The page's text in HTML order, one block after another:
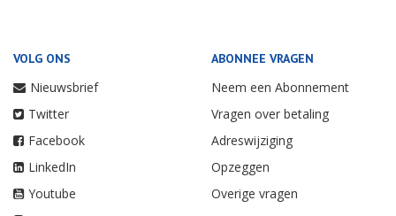
VOLG ONS
Nieuwsbrief
Twitter
Facebook
LinkedIn
Youtube
ABONNEE VRAGEN
Neem een Abonnement
Vragen over betaling
Adreswijziging
Opzeggen
Overige vragen